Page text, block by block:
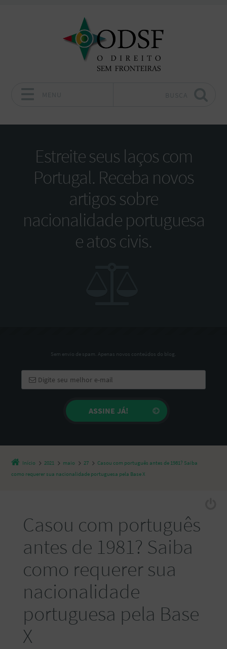
Estreite seus laços com
Portugal. Receba novos
artigos sobre
nacionalidade portuguesa
e atos civis.
Sem envio de spam. Apenas novos conteúdos do blog.
Início 2021 maio 27
Casou com português antes de 1981? Saiba
como requerer sua nacionalidade portuguesa pela Base X
Casou com português
antes de 1981? Saiba
como requerer sua
nacionalidade
portuguesa pela Base
X